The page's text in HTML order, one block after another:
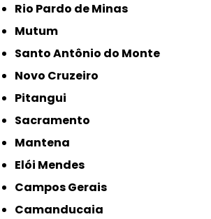
Rio Pardo de Minas
Mutum
Santo Antônio do Monte
Novo Cruzeiro
Pitangui
Sacramento
Mantena
Elói Mendes
Campos Gerais
Camanducaia